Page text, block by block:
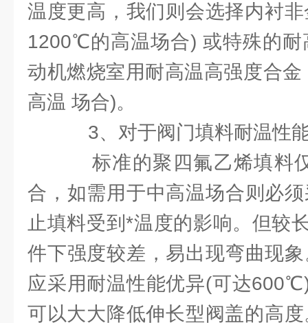
温度更高，我们则会选择内衬
1200℃的高温场合) 或特殊的耐
动机燃烧室用耐高温高强度合
高温 场合)。
3、对于阀门填料耐温性
标准的聚四氟乙烯填料
合，如需用于中高温场合则必
止填料受到*温度的影响。但较
件下强度较差，易出现弯曲现
应采用耐温性能优异(可达
可以大大降低伸长型阀盖的高